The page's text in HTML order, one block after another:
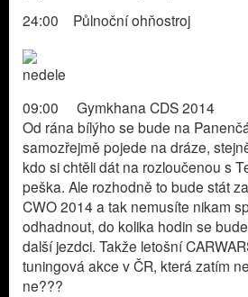
24:00 Půlnoční ohňostroj
09:00 Gymkhana CDS 2014
Od rána bílýho se bude na
samozřejmě pojede na dráze,
kdo si chtěli dát na rozloučenou s
peška. Ale rozhodně to bude stát
CWO 2014 a tak nemusíte nikam
odhadnout, do kolika hodin se
další jezdci. Takže letošní
tuningová akce v ČR, která zatím
ne???